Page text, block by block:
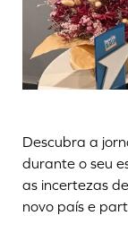
Descubra a
durante o seu
as incertezas
novo país e